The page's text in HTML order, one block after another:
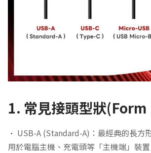
1. 常見接頭型狀
• USB-A (Standard-A)：最經典的長方
用於電腦主機、充電頭等「主機端」裝置